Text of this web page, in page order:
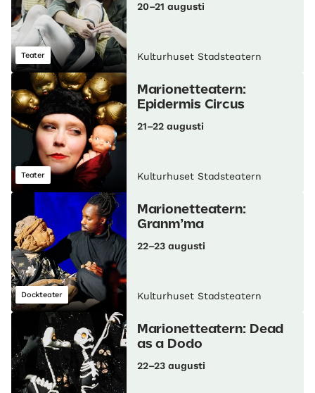
Teater
20–21 augusti
Kulturhuset Stadsteatern
Teater
Marionetteatern:
Epidermis Circus
21–22 augusti
Kulturhuset Stadsteatern
Dockteater
Marionetteatern:
Granm’ma
22–23 augusti
Kulturhuset Stadsteatern
Marionetteatern: Dead
as a Dodo
22–23 augusti